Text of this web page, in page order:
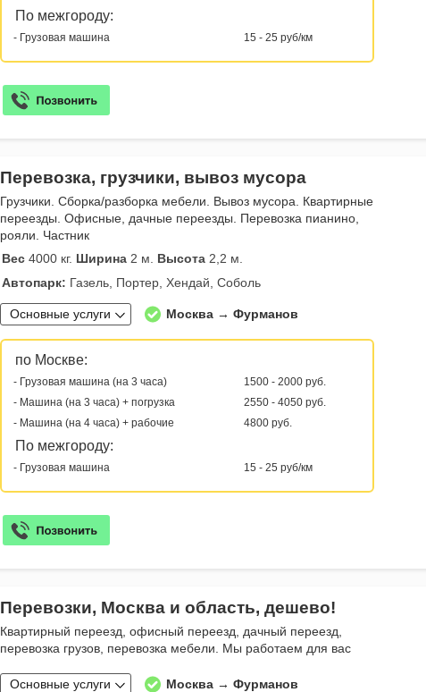
По межгороду:
- Грузовая машина 15 - 25 руб/км
Перевозка, грузчики, вывоз мусора
Грузчики. Сборка/разборка мебели. Вывоз мусора. Квартирные
переезды. Офисные, дачные переезды. Перевозка пианино,
рояли. Частник
Вес 4000 кг. Ширина 2 м. Высота 2,2 м.
Автопарк: Газель, Портер, Хендай, Соболь
Основные услуги Москва → Фурманов
по Москве:
- Грузовая машина (на 3 часа)
1500 - 2000 руб.
- Машина (на 3 часа) + погрузка
2550 - 4050 руб.
- Машина (на 4 часа) + рабочие
4800 руб.
По межгороду:
- Грузовая машина 15 - 25 руб/км
Перевозки, Москва и область, дешево!
Квартирный переезд, офисный переезд, дачный переезд,
перевозка грузов, перевозка мебели. Мы работаем для вас
Основные услуги Москва → Фурманов